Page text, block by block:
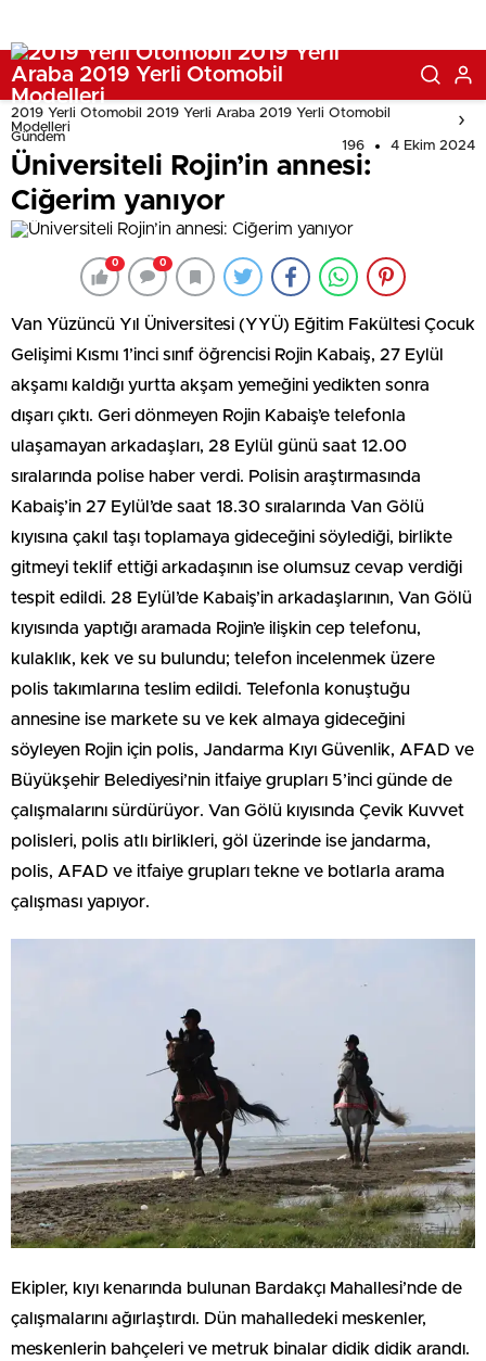
2019 Yerli Otomobil 2019 Yerli Araba 2019 Yerli Otomobil
Modelleri
Gündem
196 4 Ekim 2024
Üniversiteli Rojin’in annesi:
Ciğerim yanıyor
0 0
Van Yüzüncü Yıl Üniversitesi (YYÜ) Eğitim Fakültesi Çocuk
Gelişimi Kısmı 1’inci sınıf öğrencisi Rojin Kabaiş, 27 Eylül
akşamı kaldığı yurtta akşam yemeğini yedikten sonra
dışarı çıktı. Geri dönmeyen Rojin Kabaiş’e telefonla
ulaşamayan arkadaşları, 28 Eylül günü saat 12.00
sıralarında polise haber verdi. Polisin araştırmasında
Kabaiş’in 27 Eylül’de saat 18.30 sıralarında Van Gölü
kıyısına çakıl taşı toplamaya gideceğini söylediği, birlikte
gitmeyi teklif ettiği arkadaşının ise olumsuz cevap verdiği
tespit edildi. 28 Eylül’de Kabaiş’in arkadaşlarının, Van Gölü
kıyısında yaptığı aramada Rojin’e ilişkin cep telefonu,
kulaklık, kek ve su bulundu; telefon incelenmek üzere
polis takımlarına teslim edildi. Telefonla konuştuğu
annesine ise markete su ve kek almaya gideceğini
söyleyen Rojin için polis, Jandarma Kıyı Güvenlik, AFAD ve
Büyükşehir Belediyesi’nin itfaiye grupları 5’inci günde de
çalışmalarını sürdürüyor. Van Gölü kıyısında Çevik Kuvvet
polisleri, polis atlı birlikleri, göl üzerinde ise jandarma,
polis, AFAD ve itfaiye grupları tekne ve botlarla arama
çalışması yapıyor.
Ekipler, kıyı kenarında bulunan Bardakçı Mahallesi’nde de
çalışmalarını ağırlaştırdı. Dün mahalledeki meskenler,
meskenlerin bahçeleri ve metruk binalar didik didik arandı.